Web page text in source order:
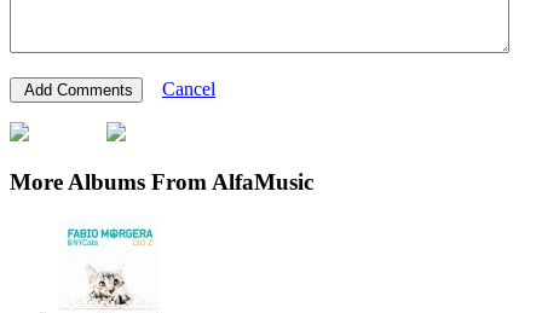
Cancel
More Albums From AlfaMusic